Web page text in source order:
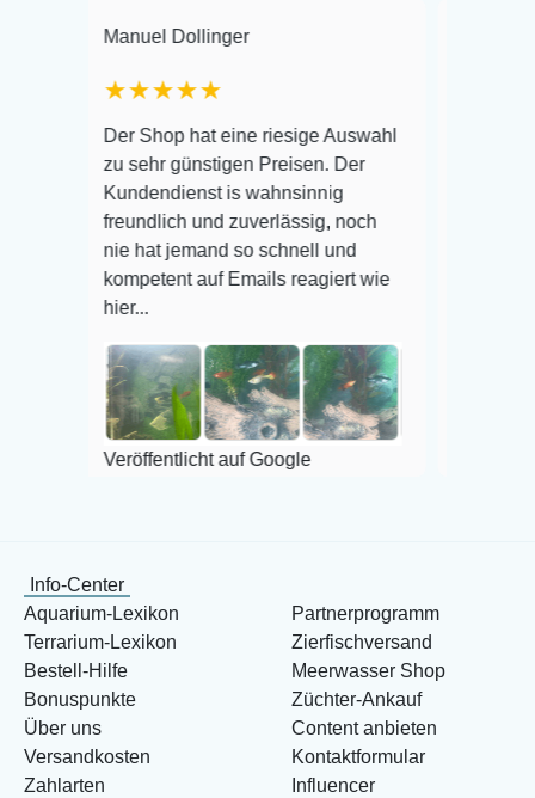
Manuel Dollinger
★★★★★
Der Shop hat eine riesige Auswahl
zu sehr günstigen Preisen. Der
Kundendienst is wahnsinnig
freundlich und zuverlässig, noch
nie hat jemand so schnell und
kompetent auf Emails reagiert wie
Veröffentlicht auf Google
Auswahl plus
Info-Center
Aquarium-Lexikon
Terrarium-Lexikon
Bestell-Hilfe
Bonuspunkte
Über uns
Versandkosten
Zahlarten
Partnerprogramm
Zierfischversand
Meerwasser Shop
Züchter-Ankauf
Content anbieten
Kontaktformular
Influencer